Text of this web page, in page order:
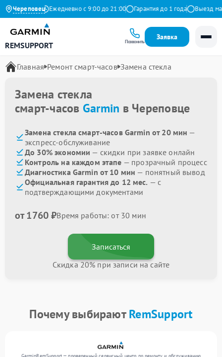
Череповец
на Яндекс Ежедневно с 9:00 до 21:00 Гарантия до 1 года Выезд
REMSUPPORT Позвонить
Заявка
Главная Ремонт смарт-часов Замена стекла
Замена стекла
смарт-часов Garmin в Череповце
Замена стекла смарт-часов Garmin от 20 мин —
экспресс-обслуживание
До 30% экономии — скидки при заявке онлайн
Контроль на каждом этапе — прозрачный процесс
Диагностика Garmin от 10 мин — понятный вывод
Официальная гарантия до 12 мес. — с
подтверждающими документами
от 1760 ₽Время работы: от 30 мин
Записаться
Скидка 20% при записи на сайте
Почему выбираютRemSupport
GarminRemSupport — проверенный сервисный центр по ремонту и обслуживанию